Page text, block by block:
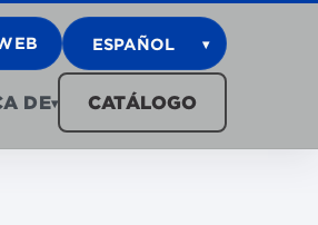
ESPAÑOL ▾
DE▾ CATÁLOGO